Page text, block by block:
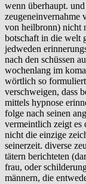
wenn überhaupt.
zeugeneinvernahme
von heilbronn) nicht
botschaft in die welt
jedweden
nach den schüssen
wochenlang im
wörtlich so
verschweigen, dass
mittels hypnose
folge nach seinen
vermeintlich zeigt es
nicht die einzige
seinerzeit. diverse
tätern berichteten
frau, oder
männern, die